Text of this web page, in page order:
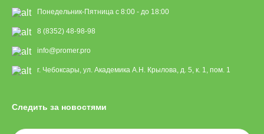
Понедельник-Пятница с 8:00 - до 18:00
8 (8352) 48-98-98
info@promer.pro
г. Чебоксары, ул. Академика А.Н. Крылова, д. 5, к. 1, пом. 1
Следить за новостями